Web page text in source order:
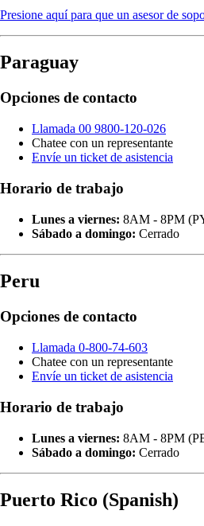
Presione aquí para que un asesor de
Paraguay
Opciones de contacto
Llamada 00 9800-120-026
Chatee con un representante
Envíe un ticket de asistencia
Horario de trabajo
Lunes a viernes: 8AM - 8PM
Sábado a domingo: Cerrado
Peru
Opciones de contacto
Llamada 0-800-74-603
Chatee con un representante
Envíe un ticket de asistencia
Horario de trabajo
Lunes a viernes: 8AM - 8PM
Sábado a domingo: Cerrado
Puerto Rico (Spanish)